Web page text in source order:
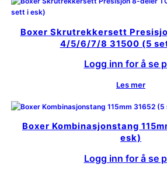
Boxer Skrutrekkersett
4/5/6/7/8 31500 (5
Logg inn for å se
Les mer
Boxer Kombinasjonstang
esk)
Logg inn for å se